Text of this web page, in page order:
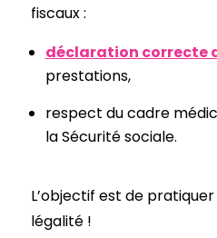
fiscaux :
déclaration correcte
prestations,
respect du cadre
la Sécurité sociale.
L’objectif est de
légalité !